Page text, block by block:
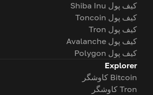
کیف پول Shiba Inu
کیف پول Toncoin
کیف پول Tron
کیف پول Avalanche
کیف پول Polygon
Explorer
Bitcoin کاوشگر
Tron کاوشگر